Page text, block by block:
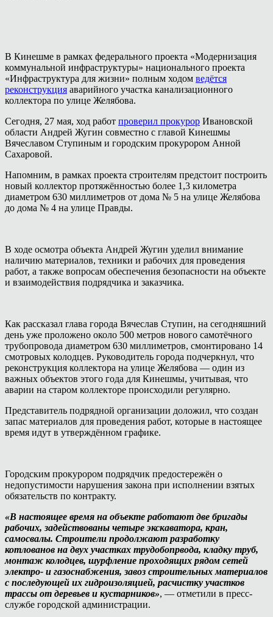
В Кинешме в рамках федерального проекта «Модернизация
коммунальной инфраструктуры» национального проекта
«Инфраструктура для жизни» полным ходом ведётся
реконструкция аварийного участка канализационного
коллектора по улице Желябова.
Сегодня, 27 мая, ход работ проверил прокурор Ивановской
области Андрей Жугин совместно с главой Кинешмы
Вячеславом Ступиным и городским прокурором Анной
Сахаровой.
Напомним, в рамках проекта строителям предстоит построить
новый коллектор протяжённостью более 1,3 километра
диаметром 630 миллиметров от дома № 5 на улице Желябова
до дома № 4 на улице Правды.
В ходе осмотра объекта Андрей Жугин уделил внимание
наличию материалов, техники и рабочих для проведения
работ, а также вопросам обеспечения безопасности на объекте
и взаимодействия подрядчика и заказчика.
Как рассказал глава города Вячеслав Ступин, на сегодняшний
день уже проложено около 500 метров нового самотёчного
трубопровода диаметром 630 миллиметров, смонтировано 14
смотровых колодцев. Руководитель города подчеркнул, что
реконструкция коллектора на улице Желябова — один из
важных объектов этого года для Кинешмы, учитывая, что
аварии на старом коллекторе происходили регулярно.
Представитель подрядной организации доложил, что создан
запас материалов для проведения работ, которые в настоящее
время идут в утверждённом графике.
Городским прокурором подрядчик предостережён о
недопустимости нарушения закона при исполнении взятых
обязательств по контракту.
«В настоящее время на объекте работают две бригады
рабочих, задействованы четыре экскаватора, кран,
самосвалы. Строители продолжают разработку
котлованов на двух участках трудобопрвода, кладку труб,
монтаж колодцев, шурфление проходящих рядом сетей
электро- и газоснабжения, завоз строительных материалов
с последующей их гидроизоляцией, расчистку участков
трассы от деревьев и кустарников», — отметили в пресс-
службе городской администрации.